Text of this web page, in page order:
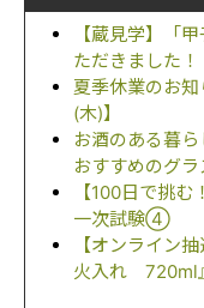
【蔵見学】「
ただきました！
夏季休業のお
(木)】
お酒のある暮
おすすめのグラ
【100日で挑
一次試験④
【オンライ
火入れ 720ml